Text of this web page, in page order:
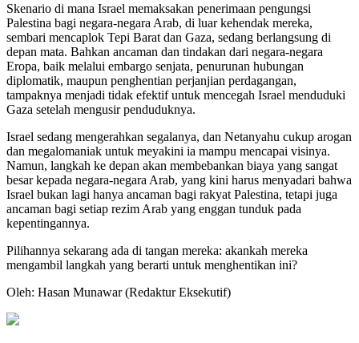
Skenario di mana Israel memaksakan penerimaan pengungsi
Palestina bagi negara-negara Arab, di luar kehendak mereka,
sembari mencaplok Tepi Barat dan Gaza, sedang berlangsung di
depan mata. Bahkan ancaman dan tindakan dari negara-negara
Eropa, baik melalui embargo senjata, penurunan hubungan
diplomatik, maupun penghentian perjanjian perdagangan,
tampaknya menjadi tidak efektif untuk mencegah Israel menduduki
Gaza setelah mengusir penduduknya.
Israel sedang mengerahkan segalanya, dan Netanyahu cukup arogan
dan megalomaniak untuk meyakini ia mampu mencapai visinya.
Namun, langkah ke depan akan membebankan biaya yang sangat
besar kepada negara-negara Arab, yang kini harus menyadari bahwa
Israel bukan lagi hanya ancaman bagi rakyat Palestina, tetapi juga
ancaman bagi setiap rezim Arab yang enggan tunduk pada
kepentingannya.
Pilihannya sekarang ada di tangan mereka: akankah mereka
mengambil langkah yang berarti untuk menghentikan ini?
Oleh: Hasan Munawar (Redaktur Eksekutif)